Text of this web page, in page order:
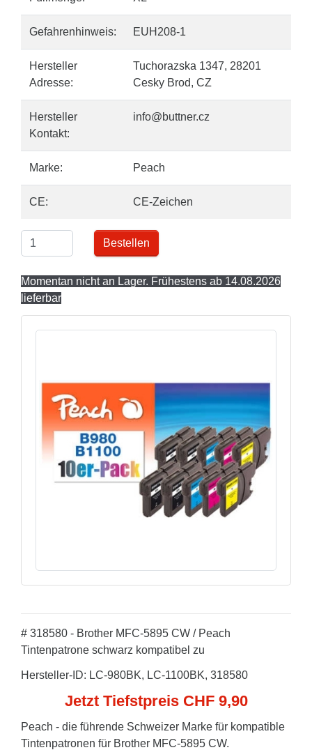
Gefahrenhinweis: EUH208-1
Hersteller
Adresse:
Tuchorazska 1347, 28201
Cesky Brod, CZ
Hersteller
Kontakt:
info@buttner.cz
Marke: Peach
CE: CE-Zeichen
Bestellen
Momentan nicht an Lager. Frühestens ab 14.08.2026
lieferbar
# 318580 - Brother MFC-5895 CW / Peach
Tintenpatrone schwarz kompatibel zu
Hersteller-ID: LC-980BK, LC-1100BK, 318580
Jetzt Tiefstpreis CHF 9,90
Peach - die führende Schweizer Marke für kompatible
Tintenpatronen für Brother MFC-5895 CW.